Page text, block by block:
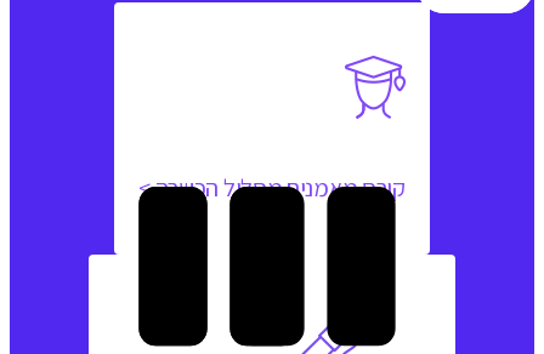
קורס מאמנים מסלול הכשרה >